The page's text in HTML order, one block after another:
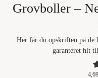
Grovboller –
Her får du opskriften på de
garanteret hit
4,69